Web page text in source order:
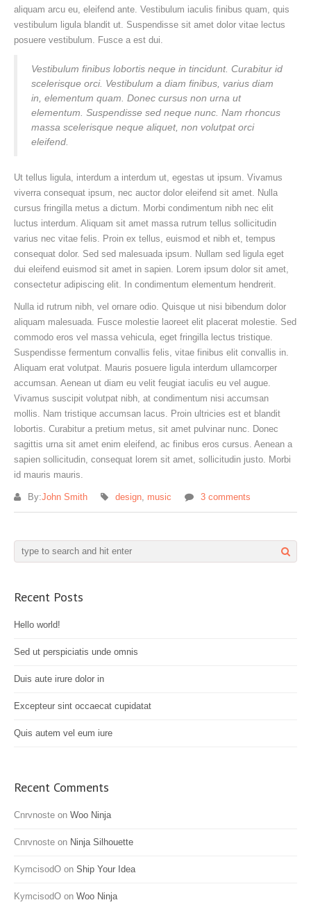
aliquam arcu eu, eleifend ante. Vestibulum iaculis finibus quam, quis
vestibulum ligula blandit ut. Suspendisse sit amet dolor vitae lectus
posuere vestibulum. Fusce a est dui.
Vestibulum finibus lobortis neque in tincidunt. Curabitur id
scelerisque orci. Vestibulum a diam finibus, varius diam
in, elementum quam. Donec cursus non urna ut
elementum. Suspendisse sed neque nunc. Nam rhoncus
massa scelerisque neque aliquet, non volutpat orci
eleifend.
Ut tellus ligula, interdum a interdum ut, egestas ut ipsum. Vivamus
viverra consequat ipsum, nec auctor dolor eleifend sit amet. Nulla
cursus fringilla metus a dictum. Morbi condimentum nibh nec elit
luctus interdum. Aliquam sit amet massa rutrum tellus sollicitudin
varius nec vitae felis. Proin ex tellus, euismod et nibh et, tempus
consequat dolor. Sed sed malesuada ipsum. Nullam sed ligula eget
dui eleifend euismod sit amet in sapien. Lorem ipsum dolor sit amet,
consectetur adipiscing elit. In condimentum elementum hendrerit.
Nulla id rutrum nibh, vel ornare odio. Quisque ut nisi bibendum dolor
aliquam malesuada. Fusce molestie laoreet elit placerat molestie. Sed
commodo eros vel massa vehicula, eget fringilla lectus tristique.
Suspendisse fermentum convallis felis, vitae finibus elit convallis in.
Aliquam erat volutpat. Mauris posuere ligula interdum ullamcorper
accumsan. Aenean ut diam eu velit feugiat iaculis eu vel augue.
Vivamus suscipit volutpat nibh, at condimentum nisi accumsan
mollis. Nam tristique accumsan lacus. Proin ultricies est et blandit
lobortis. Curabitur a pretium metus, sit amet pulvinar nunc. Donec
sagittis urna sit amet enim eleifend, ac finibus eros cursus. Aenean a
sapien sollicitudin, consequat lorem sit amet, sollicitudin justo. Morbi
id mauris mauris.
By:John Smith design music 3 comments
Recent Posts
Hello world!
Sed ut perspiciatis unde omnis
Duis aute irure dolor in
Excepteur sint occaecat cupidatat
Quis autem vel eum iure
Recent Comments
Cnrvnoste on Woo Ninja
Cnrvnoste on Ninja Silhouette
KymcisodO on Ship Your Idea
KymcisodO on Woo Ninja